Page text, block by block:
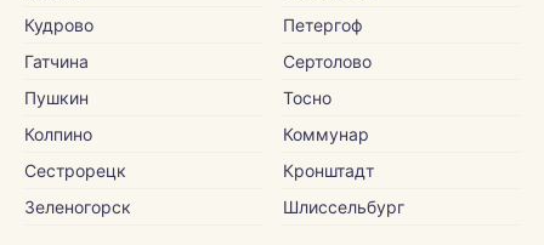
Кудрово
Гатчина
Пушкин
Колпино
Сестрорецк
Зеленогорск
Петергоф
Сертолово
Тосно
Коммунар
Кронштадт
Шлиссельбург